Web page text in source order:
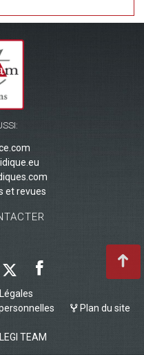
et revues
Plan du site
LEGI TEAM